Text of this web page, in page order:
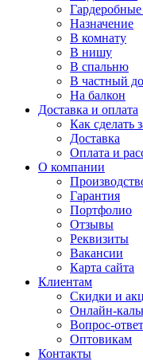
Назначение
В комнату
В нишу
В спальню
В частный
На балкон
Доставка и оплата
Как сделать
Доставка
Оплата и
О компании
Гарантия
Портфолио
Отзывы
Реквизиты
Вакансии
Карта сайта
Клиентам
Скидки и
Онлайн-
Вопрос-ответ
Оптовикам
Контакты